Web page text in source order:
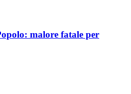
malore fatale per